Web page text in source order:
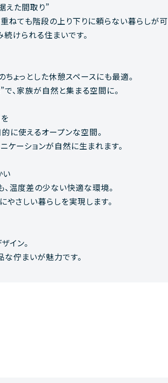
えた間取り”
ねても階段の上り下りに頼らない暮らしが可
けられる住まいです。
ょっとした休憩スペースにも最適。
、家族が自然と集まる空間に。
に使えるオープンな空間。
ケーションが自然に生まれます。
い
温度差の少ない快適な環境。
やさしい暮らしを実現します。
イン。
佇まいが魅力です。